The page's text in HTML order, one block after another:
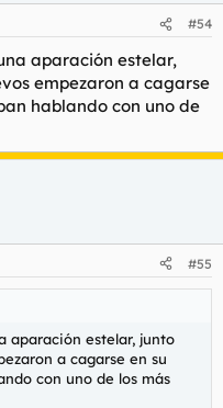
#54
aparación estelar,
empezaron a cagarse
hablando con uno de
#55
aparación estelar, junto
a cagarse en su
con uno de los más